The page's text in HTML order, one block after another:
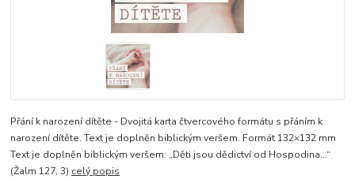
Přání k narození dítěte - Dvojitá karta čtvercového formátu s přáním k
narození dítěte. Text je doplněn biblickým veršem. Formát 132×132 mm
Text je doplněn biblickým veršem: „Děti jsou dědictví od Hospodina…“
(Žalm 127, 3) celý popis